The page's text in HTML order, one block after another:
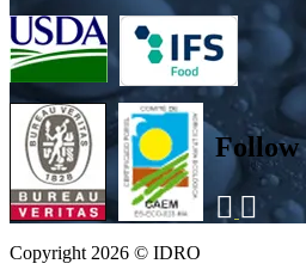
Follow
Copyright 2026 © IDRO